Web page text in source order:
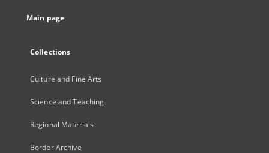
Main page
Collections
Culture and Fine Arts
Science and Teaching
Regional Materials
Border Archive